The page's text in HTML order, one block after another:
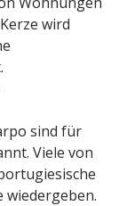
wird
sind für
Viele von
wiedergeben.